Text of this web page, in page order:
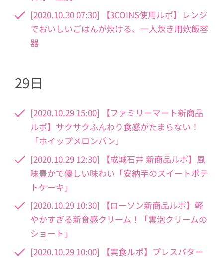
[2020.10.30 07:30] 【3COINS使用ルポ】レンジ
でおいしいごはんが炊ける、一人炊き用炊飯容
器
29日
[2020.10.29 15:00] 【ファミリーマート新商品
ルポ】サクサクふんわり食感がたまらない！
「ホイップメロンパン」
[2020.10.29 12:30] 【成城石井 新商品ルポ】風
味豊かで優しい味わい「安納芋のスイートポテ
トケーキ」
[2020.10.29 10:30] 【ローソン新商品ルポ】軽
やかすぎる新食感クリーム！「雲泡クリームの
ショート」
[2020.10.29 10:00] 【実食ルポ】プレスバター